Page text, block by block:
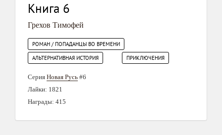
Книга 6
Грехов Тимофей
РОМАН / ПОПАДАНЦЫ ВО ВРЕМЕНИ
АЛЬТЕРНАТИВНАЯ ИСТОРИЯ
ПРИКЛЮЧЕНИЯ
Серия Новая Русь #6
Лайки: 1821
Награды: 415